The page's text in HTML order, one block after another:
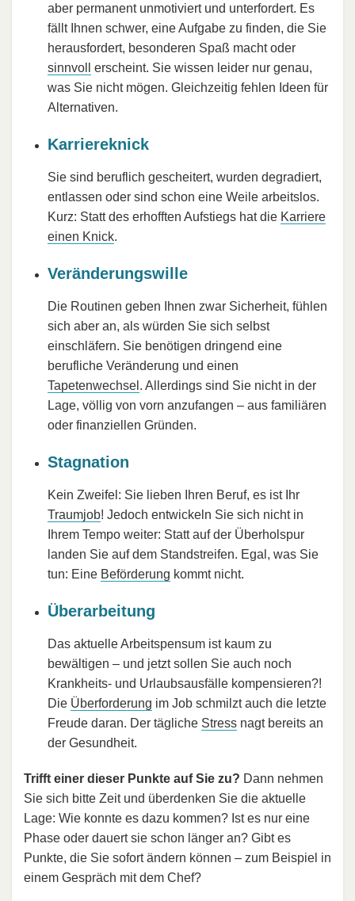
aber permanent unmotiviert und unterfordert. Es
fällt Ihnen schwer, eine Aufgabe zu finden, die Sie
herausfordert, besonderen Spaß macht oder
sinnvoll
erscheint. Sie wissen leider nur genau,
was Sie nicht mögen. Gleichzeitig fehlen Ideen für
Alternativen.
Karriereknick
Sie sind beruflich gescheitert, wurden degradiert,
entlassen oder sind schon eine Weile arbeitslos.
Kurz: Statt des erhofften Aufstiegs hat die Karriere
einen Knick.
Veränderungswille
Die Routinen geben Ihnen zwar Sicherheit, fühlen
sich aber an, als würden Sie sich selbst
einschläfern. Sie benötigen dringend eine
berufliche Veränderung und einen
Tapetenwechsel . Allerdings sind Sie nicht in der
Lage, völlig von vorn anzufangen – aus familiären
oder finanziellen Gründen.
Stagnation
Kein Zweifel: Sie lieben Ihren Beruf, es ist Ihr
Traumjob! Jedoch entwickeln Sie sich nicht in
Ihrem Tempo weiter: Statt auf der Überholspur
landen Sie auf dem Standstreifen. Egal, was Sie
tun: Eine Beförderung kommt nicht.
Überarbeitung
Das aktuelle Arbeitspensum ist kaum zu
bewältigen – und jetzt sollen Sie auch noch
Krankheits- und Urlaubsausfälle kompensieren?!
Die Überforderung im Job schmilzt auch die letzte
Freude daran. Der tägliche Stress nagt bereits an
der Gesundheit.
Trifft einer dieser Punkte auf Sie zu? Dann nehmen
Sie sich bitte Zeit und überdenken Sie die aktuelle
Lage: Wie konnte es dazu kommen? Ist es nur eine
Phase oder dauert sie schon länger an? Gibt es
Punkte, die Sie sofort ändern können – zum Beispiel in
einem Gespräch mit dem Chef?